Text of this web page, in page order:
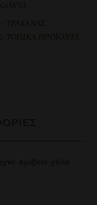
ΤΡΑΧΑΝΑΣ
, ΤΟΠΙΚΑ ΠΡΟΪΟΝΤΑ